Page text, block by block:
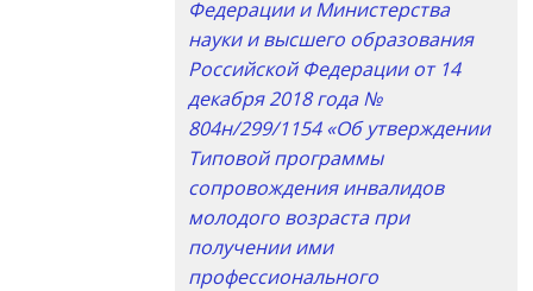
Федерации и Министерства
науки и высшего образования
Российской Федерации от 14
декабря 2018 года №
804н/299/1154 «Об утверждении
Типовой программы
сопровождения инвалидов
молодого возраста при
получении ими
профессионального